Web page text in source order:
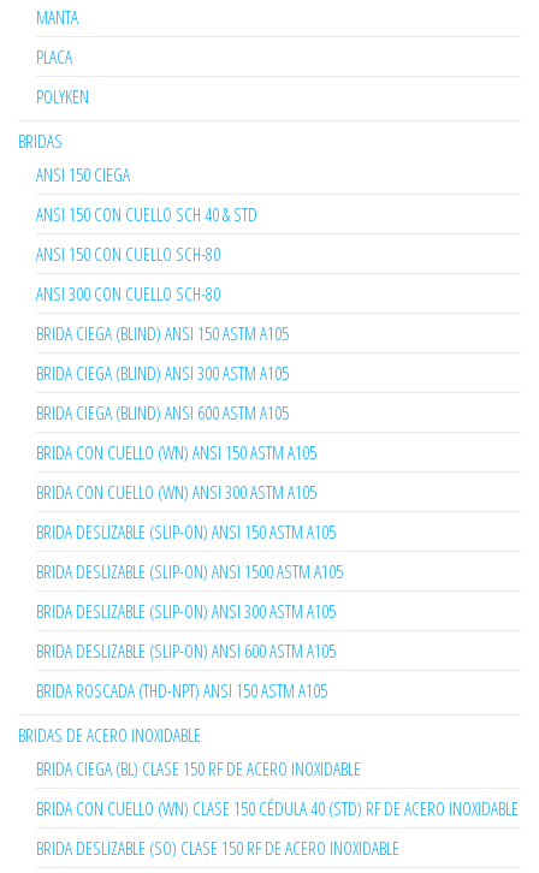
MANTA
PLACA
POLYKEN
BRIDAS
ANSI 150 CIEGA
ANSI 150 CON CUELLO SCH 40 & STD
ANSI 150 CON CUELLO SCH-80
ANSI 300 CON CUELLO SCH-80
BRIDA CIEGA (BLIND) ANSI 150 ASTM A105
BRIDA CIEGA (BLIND) ANSI 300 ASTM A105
BRIDA CIEGA (BLIND) ANSI 600 ASTM A105
BRIDA CON CUELLO (WN) ANSI 150 ASTM A105
BRIDA CON CUELLO (WN) ANSI 300 ASTM A105
BRIDA DESLIZABLE (SLIP-ON) ANSI 150 ASTM A105
BRIDA DESLIZABLE (SLIP-ON) ANSI 1500 ASTM A105
BRIDA DESLIZABLE (SLIP-ON) ANSI 300 ASTM A105
BRIDA DESLIZABLE (SLIP-ON) ANSI 600 ASTM A105
BRIDA ROSCADA (THD-NPT) ANSI 150 ASTM A105
BRIDAS DE ACERO INOXIDABLE
BRIDA CIEGA (BL) CLASE 150 RF DE ACERO INOXIDABLE
BRIDA CON CUELLO (WN) CLASE 150 CÉDULA 40 (STD) RF DE ACERO INOXIDABLE
BRIDA DESLIZABLE (SO) CLASE 150 RF DE ACERO INOXIDABLE